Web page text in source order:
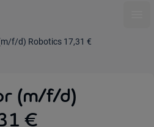
f/d) Robotics 17,31 €
(m/f/d)
€